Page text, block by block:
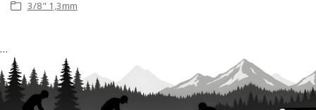
3/8" 1,3mm
…